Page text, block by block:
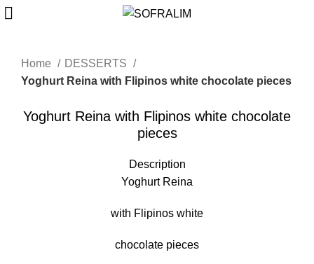
Home
DESSERTS
Yoghurt Reina with Flipinos white chocolate pieces
Yoghurt Reina with Flipinos white chocolate
pieces
Description
Yoghurt Reina
with Flipinos white
chocolate pieces